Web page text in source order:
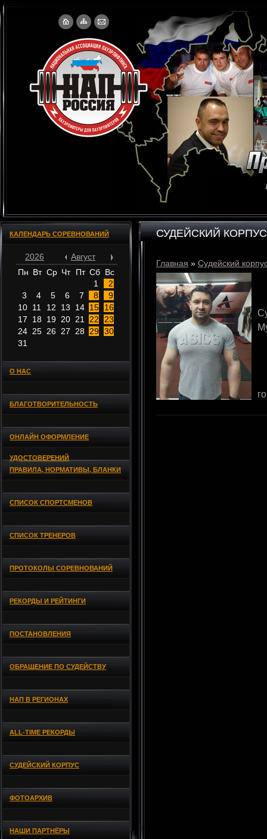
КАЛЕНДАРЬ СОРЕВНОВАНИЙ
2026
Август
Пн Вт Ср Чт Пт Сб Вс
1
2
3
4 5 6 7 8
9
10 11 12 13 14 15
16
17
18 19 20 21 22
23
24 25 26 27 28 29 30
31
О НАС
БЛАГОТВОРИТЕЛЬНОСТЬ
ОНЛАЙН ОФОРМЛЕНИЕ
УДОСТОВЕРЕНИЙ
ПРАВИЛА, НОРМАТИВЫ, БЛАНКИ
СПИСОК СПОРТСМЕНОВ
СПИСОК ТРЕНЕРОВ
ПРОТОКОЛЫ СОРЕВНОВАНИЙ
РЕКОРДЫ И РЕЙТИНГИ
ПОСТАНОВЛЕНИЯ
ОБРАЩЕНИЕ ПО СУДЕЙСТВУ
НАП В РЕГИОНАХ
ALL-TIME РЕКОРДЫ
СУДЕЙСКИЙ КОРПУС
ФОТОАРХИВ
НАШИ ПАРТНЁРЫ
СУДЕЙСКИЙ КОРПУС
Главная » Судейский